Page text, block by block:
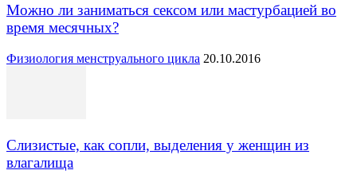
Можно ли заниматься сексом или мастурбацией во
время месячных?
Физиология менструального цикла 20.10.2016
Слизистые, как сопли, выделения у женщин из
влагалища